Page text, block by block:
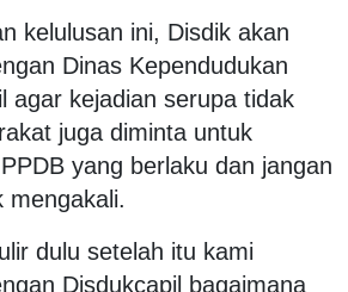
kelulusan ini, Disdik akan
Dinas Kependudukan
agar kejadian serupa tidak
juga diminta untuk
yang berlaku dan jangan
mengakali.
dulu setelah itu kami
Disdukcapil bagaimana